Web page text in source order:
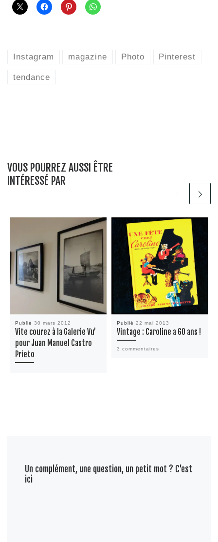
Instagram magazine Photo Pinterest
tendance
VOUS POURREZ AUSSI ÊTRE
INTÉRESSÉ PAR
Publié30 mars 2012
Vite courez à la Galerie Vu’
pour Juan Manuel Castro
Prieto
Publié22 mai 2013
Vintage : Caroline a 60 ans !
3 commentaires
Un complément, une question, un petit mot ? C'est
ici